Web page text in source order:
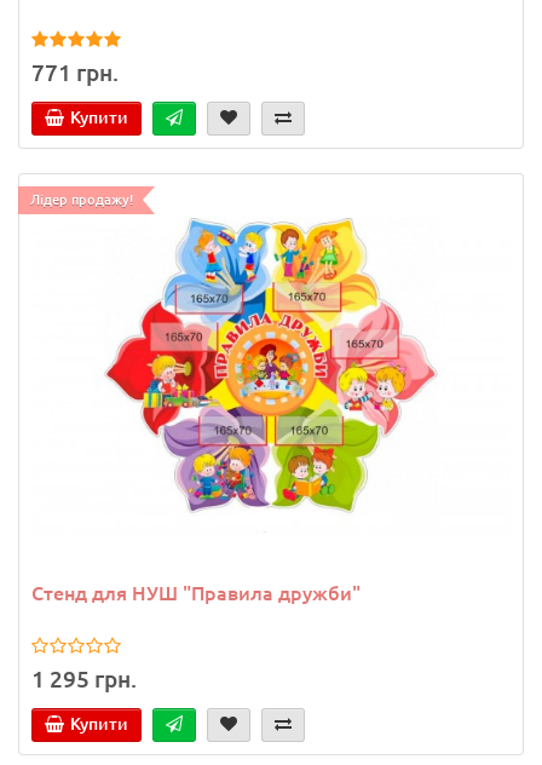
771 грн.
Купити
Лідер продажу!
Стенд для НУШ "Правила дружби"
1 295 грн.
Купити